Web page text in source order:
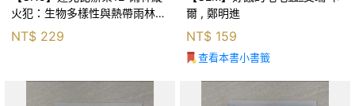
火犯：生物多樣性與熱帶雨林生
態系_柯智元
NT$ 229
爾 , 鄭明進
NT$ 159
查看本書小書籤